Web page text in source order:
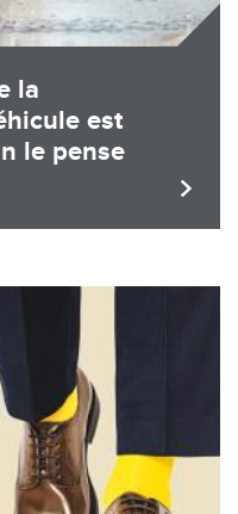
la
est
le pense